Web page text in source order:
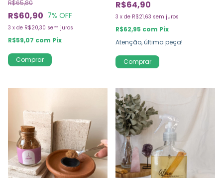
R$60,90
R$65,80
7% OFF
3 x de R$20,30 sem juros
R$59,07 com Pix
Comprar
R$64,90
3 x de R$21,63 sem juros
R$62,95 com Pix
Atenção, última peça!